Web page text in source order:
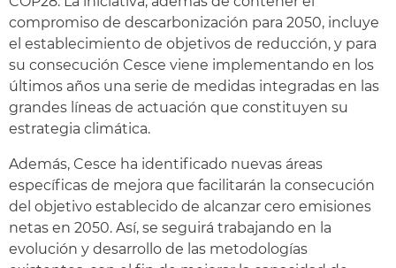
compromiso de descarbonización para 2050, incluye
el establecimiento de objetivos de reducción, y para
su consecución Cesce viene implementando en los
últimos años una serie de medidas integradas en las
grandes líneas de actuación que constituyen su
estrategia climática.
Además, Cesce ha identificado nuevas áreas
específicas de mejora que facilitarán la consecución
del objetivo establecido de alcanzar cero emisiones
netas en 2050. Así, se seguirá trabajando en la
evolución y desarrollo de las metodologías